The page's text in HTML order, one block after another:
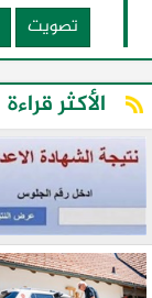
تصويت
الأكثر قراءة